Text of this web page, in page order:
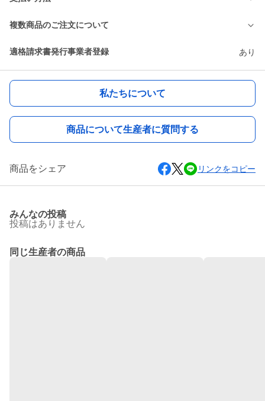
複数商品のご注文について
適格請求書発行事業者登録 あり
私たちについて
商品について生産者に質問する
商品をシェア リンクをコピー
みんなの投稿
投稿はありません
同じ生産者の商品